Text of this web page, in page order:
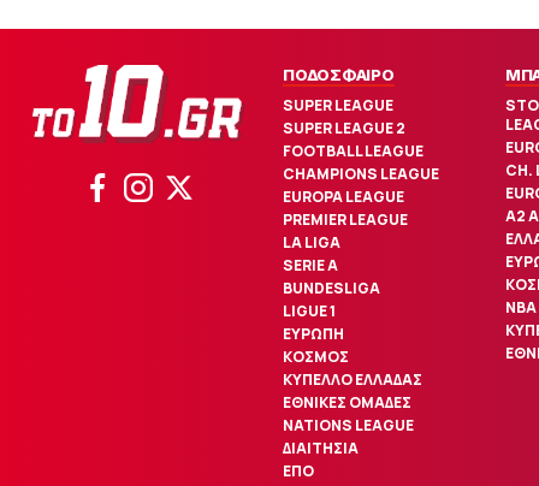
ΠΟΔΟΣΦΑΙΡΟ
SUPER LEAGUE
SUPER LEAGUE 2
FOOTBALL LEAGUE
CHAMPIONS LEAGUE
EUROPA LEAGUE
PREMIER LEAGUE
LA LIGA
SERIE A
BUNDESLIGA
LIGUE 1
ΕΥΡΩΠΗ
ΚΟΣΜΟΣ
ΚΥΠΕΛΛΟ ΕΛΛΑΔΑΣ
ΕΘΝΙΚΕΣ ΟΜΑΔΕΣ
NATIONS LEAGUE
ΔΙΑΙΤΗΣΙΑ
ΕΠΟ
CH.
Α2
NBA